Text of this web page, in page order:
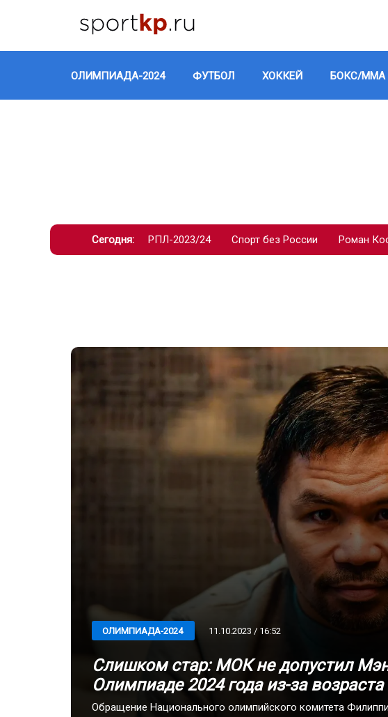
ОЛИМПИАДА-2024 ФУТБОЛ ХОККЕЙ БОКС/ММА
Сегодня: РПЛ-2023/24 Спорт без России Роман
ОЛИМПИАДА-2024 11.10.2023 / 16:52
Слишком стар: МОК не допустил
Олимпиаде 2024 года из-за возраста
Обращение Национального олимпийского комитета